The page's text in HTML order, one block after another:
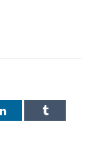
RespuestaTumblr